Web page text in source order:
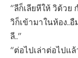
“ลีก็เลียหีให้ วิด้วย
วิก็เข้ามาในห้อง..
ลี..”
“ต่อไปเล่าต่อไปแล้